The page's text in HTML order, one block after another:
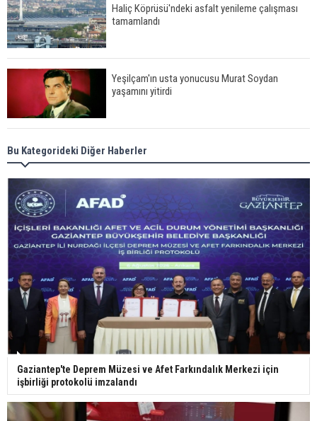
Haliç Köprüsü'ndeki asfalt yenileme çalışması
tamamlandı
Yeşilçam'ın usta yonucusu Murat Soydan
yaşamını yitirdi
Meral Akşener ile Müsavat Dervişoğlu cenazede
görüntülendi
29 Mayıs okullar tatil mi?
Bilim kurgu gerçekleşiyor... Dondurulmuş
insanları hayata döndürecek keşif
Ünlü türkücü Mahmut Tuncer estetik operasyon
geçirdi: Son hali gündem oldu
Bu Kategorideki Diğer Haberler
Gaziantep'te Deprem Müzesi ve Afet Farkındalık Merkezi için
işbirliği protokolü imzalandı